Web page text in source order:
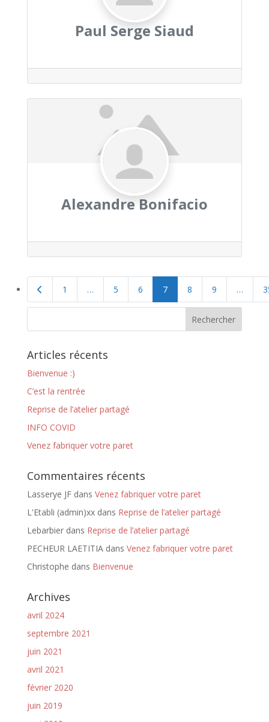
Paul Serge Siaud
Alexandre Bonifacio
Navigation
des
publications
Articles plus récents
1 … 5 6 7 8 9 …
Articles récents
Bienvenue :)
C’est la rentrée
Reprise de l’atelier partagé
INFO COVID
Venez fabriquer votre paret
Commentaires récents
Lasserye JFdans Venez fabriquer votre paret
L'Etabli (admin)xxdans Reprise de l’atelier partagé
Lebarbierdans Reprise de l’atelier partagé
PECHEUR LAETITIAdans Venez fabriquer votre paret
Christophe dans Bienvenue
Archives
avril 2024
septembre 2021
juin 2021
avril 2021
février 2020
juin 2019